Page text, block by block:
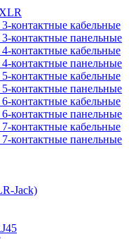
контактные кабельные
контактные панельные
контактные кабельные
контактные панельные
контактные кабельные
контактные панельные
контактные кабельные
контактные панельные
контактные кабельные
контактные панельные
Jack)